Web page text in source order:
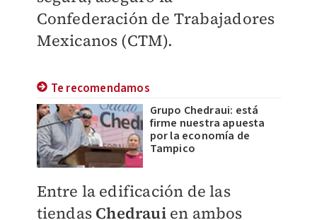
Confederación de Trabajadores
Mexicanos (CTM).
Te recomendamos
Grupo Chedraui: está
firme nuestra apuesta
por la economía de
Tampico
Entre la edificación de las
tiendas Chedrauien ambos